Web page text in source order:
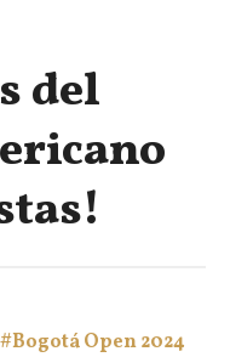
del
#Bogotá Open 2024